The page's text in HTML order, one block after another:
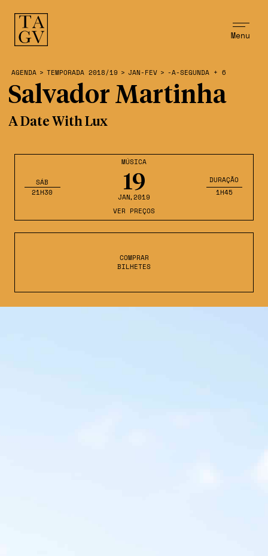
Menu
MÚSICA
19
JAN,2019
SÁB
21H30
DURAÇÃO
1H45
VER PREÇOS
COMPRAR
BILHETES
AGENDA > TEMPORADA 2018/19 > JAN-FEV > -A-SEGUNDA + 6
Salvador Martinha
A Date With Lux